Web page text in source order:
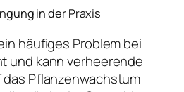
in der Praxis
häufiges Problem bei
und kann verheerende
Pflanzenwachstum